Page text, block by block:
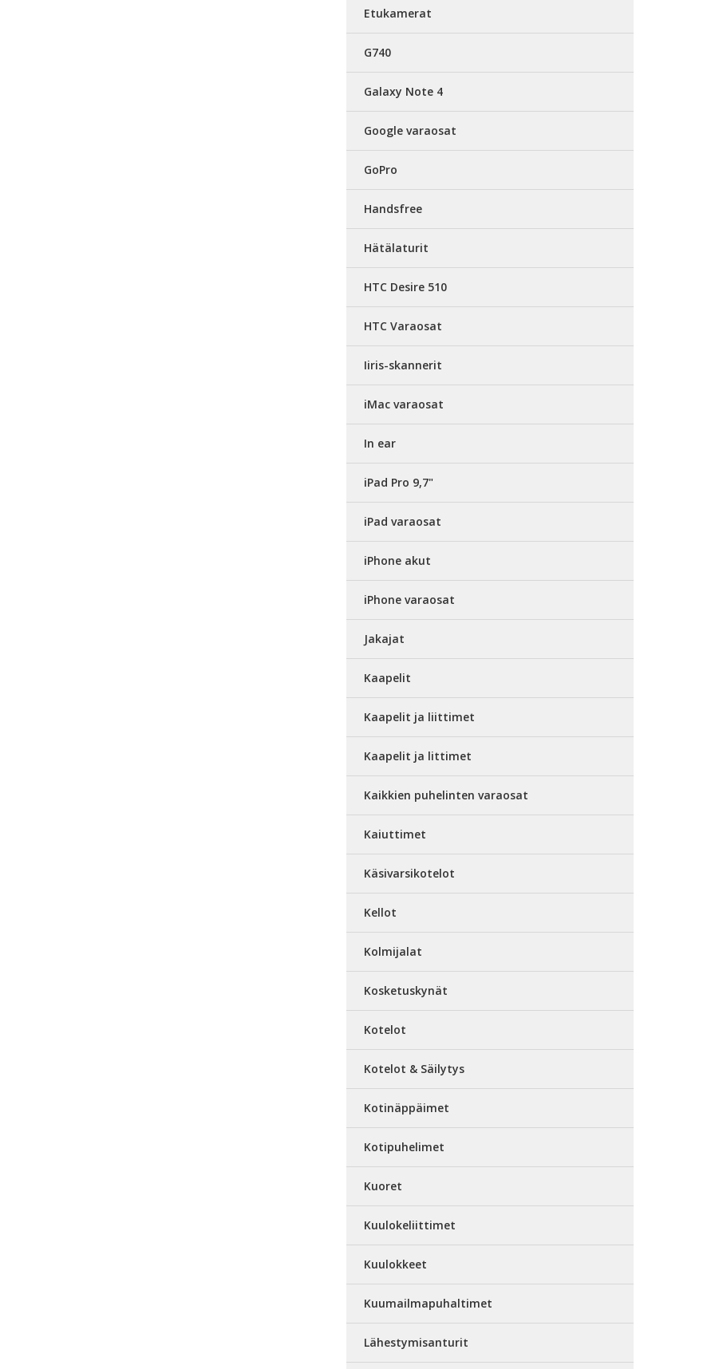
Etukamerat
G740
Galaxy Note 4
Google varaosat
GoPro
Handsfree
Hätälaturit
HTC Desire 510
HTC Varaosat
Iiris-skannerit
iMac varaosat
In ear
iPad Pro 9,7"
iPad varaosat
iPhone akut
iPhone varaosat
Jakajat
Kaapelit
Kaapelit ja liittimet
Kaapelit ja littimet
Kaikkien puhelinten varaosat
Kaiuttimet
Käsivarsikotelot
Kellot
Kolmijalat
Kosketuskynät
Kotelot
Kotelot & Säilytys
Kotinäppäimet
Kotipuhelimet
Kuoret
Kuulokeliittimet
Kuulokkeet
Kuumailmapuhaltimet
Lähestymisanturit